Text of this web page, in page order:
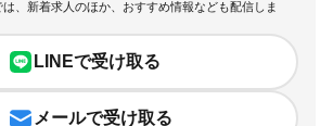
は、新着求人のほか、おすすめ情報なども配信しま
LINEで受け取る
メールで受け取る